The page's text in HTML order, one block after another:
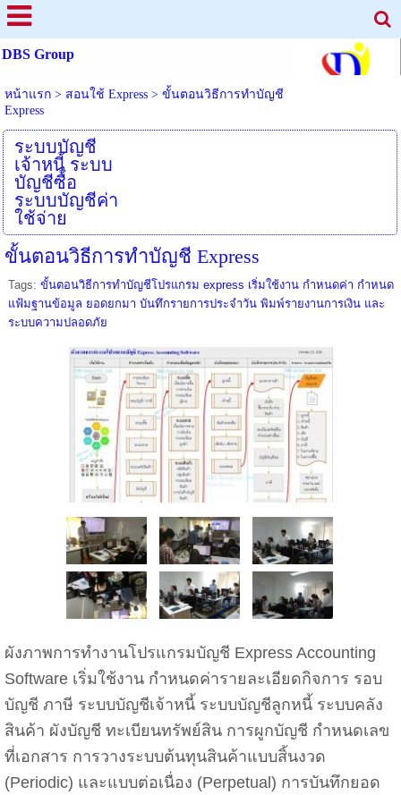
DBS Group
หน้าแรก> สอนใช้ Express> ขั้นตอนวิธีการทำบัญชี
Express
ระบบบัญชี
เจ้าหนี้ ระบบ
บัญชีซื้อ
ระบบบัญชีค่า
ใช้จ่าย
ขั้นตอนวิธีการทำบัญชี Express
Tags: ขั้นตอนวิธีการทำบัญชีโปรแกรม express เริ่มใช้งาน กำหนดค่า กำหนด
แฟ้มฐานข้อมูล ยอดยกมา บันทึกรายการประจำวัน พิมพ์รายงานการเงิน และ
ระบบความปลอดภัย
ผังภาพการทำงานโปรแกรมบัญชี Express Accounting
Software เริ่มใช้งาน กำหนดค่ารายละเอียดกิจการ รอบ
บัญชี ภาษี ระบบบัญชีเจ้าหนี้ ระบบบัญชีลูกหนี้ ระบบคลัง
สินค้า ผังบัญชี ทะเบียนทรัพย์สิน การผูกบัญชี กำหนดเลข
ที่เอกสาร การวางระบบต้นทุนสินค้าแบบสิ้นงวด
(Periodic) และแบบต่อเนื่อง (Perpetual) การบันทึกยอด